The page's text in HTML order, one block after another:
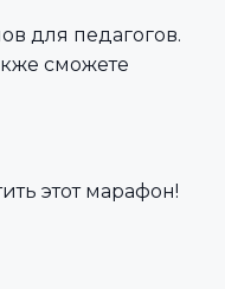
для педагогов.
сможете
этот марафон!